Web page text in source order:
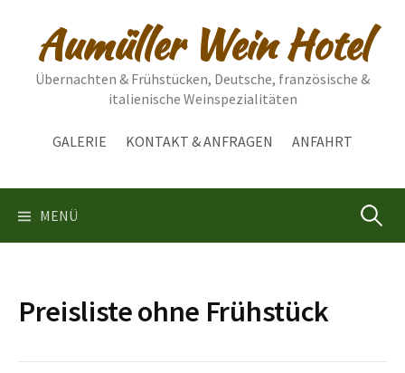
Aumüller Wein Hotel
Übernachten & Frühstücken, Deutsche, französische &
italienische Weinspezialitäten
GALERIE KONTAKT & ANFRAGEN ANFAHRT
MENÜ Suchen
Preisliste ohne Frühstück